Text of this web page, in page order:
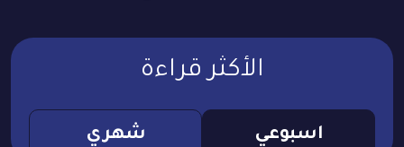
الأكثر قراءة
اسبوعي شهري